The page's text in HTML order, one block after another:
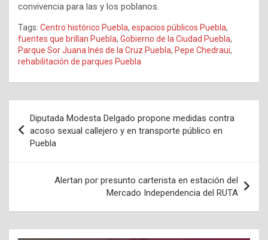
convivencia para las y los poblanos.
Tags: Centro histórico Puebla, espacios públicos Puebla,
fuentes que brillan Puebla, Gobierno de la Ciudad Puebla,
Parque Sor Juana Inés de la Cruz Puebla, Pepe Chedraui,
rehabilitación de parques Puebla
de
entradas
Diputada Modesta Delgado propone medidas contra
acoso sexual callejero y en transporte público en
Puebla
Alertan por presunto carterista en estación del
Mercado Independencia del RUTA